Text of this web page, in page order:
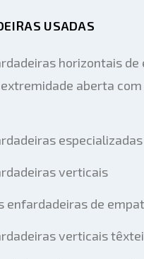
USADAS
horizontais de
aberta com
especializadas
verticais
enfardadeiras de
verticais